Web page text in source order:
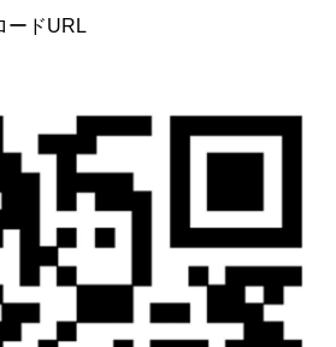
ードURL